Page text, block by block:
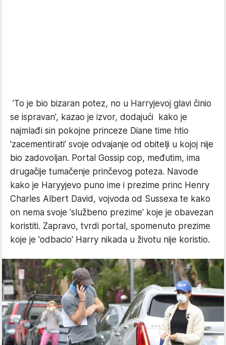
'To je bio bizaran potez, no u Harryjevoj glavi činio
se ispravan', kazao je izvor, dodajući kako je
najmlađi sin pokojne princeze Diane time htio
'zacementirati' svoje odvajanje od obitelji u kojoj nije
bio zadovoljan. Portal Gossip cop, međutim, ima
drugačije tumačenje prinčevog poteza. Navode
kako je Haryyjevo puno ime i prezime princ Henry
Charles Albert David, vojvoda od Sussexa te kako
on nema svoje 'službeno prezime' koje je obavezan
koristiti. Zapravo, tvrdi portal, spomenuto prezime
koje je 'odbacio' Harry nikada u životu nije koristio.